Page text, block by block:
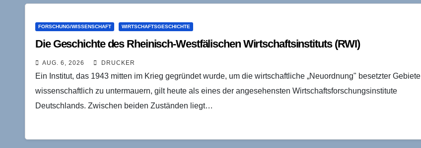
FORSCHUNG/WISSENSCHAFT WIRTSCHAFTSGESCHICHTE
Die Geschichte des Rheinisch-Westfälischen Wirtschaftsinstituts (RWI)
AUG. 6, 2026 DRUCKER
Ein Institut, das 1943 mitten im Krieg gegründet wurde, um die wirtschaftliche „Neuordnung" besetzter Gebiete
wissenschaftlich zu untermauern, gilt heute als eines der angesehensten Wirtschaftsforschungsinstitute
Deutschlands. Zwischen beiden Zuständen liegt…